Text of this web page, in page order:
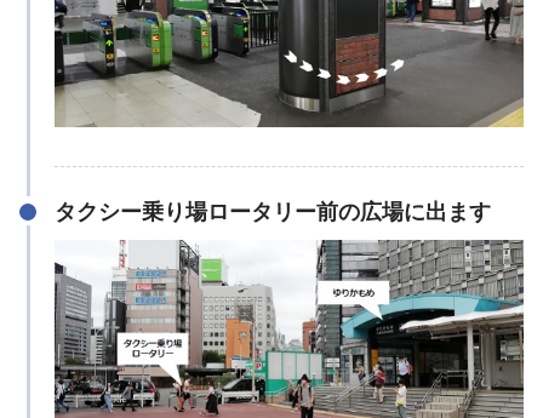
タクシー乗り場ロータリー前の広場に出ます